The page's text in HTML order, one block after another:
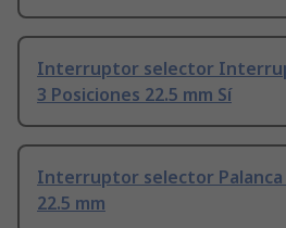
Interruptor selector
3 Posiciones 22.5 mm Sí
Interruptor selector Palanca
22.5 mm